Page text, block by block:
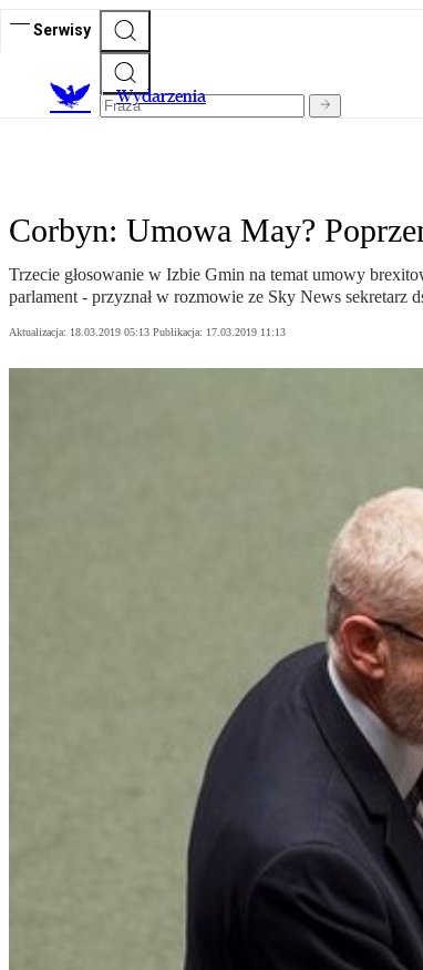
Serwisy
Wydarzenia
Corbyn: Umowa May?
Trzecie głosowanie w Izbie Gmin na temat umowy
parlament - przyznał w rozmowie ze Sky News sekretarz
Aktualizacja: 18.03.2019 05:13 Publikacja: 17.03.2019 11:13